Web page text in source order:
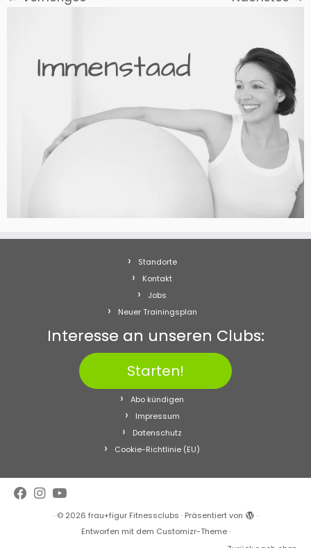
Standorte
Kontakt
Jobs
Neuer Trainingsplan
Interesse an unseren Clubs:
Starten!
Abo kündigen
Impressum
Datenschutz
Cookie-Richtlinie (EU)
· © 2026 frau+figur Fitnessclubs · Präsentiert von
·
Entworfen mit dem Customizr-Theme·